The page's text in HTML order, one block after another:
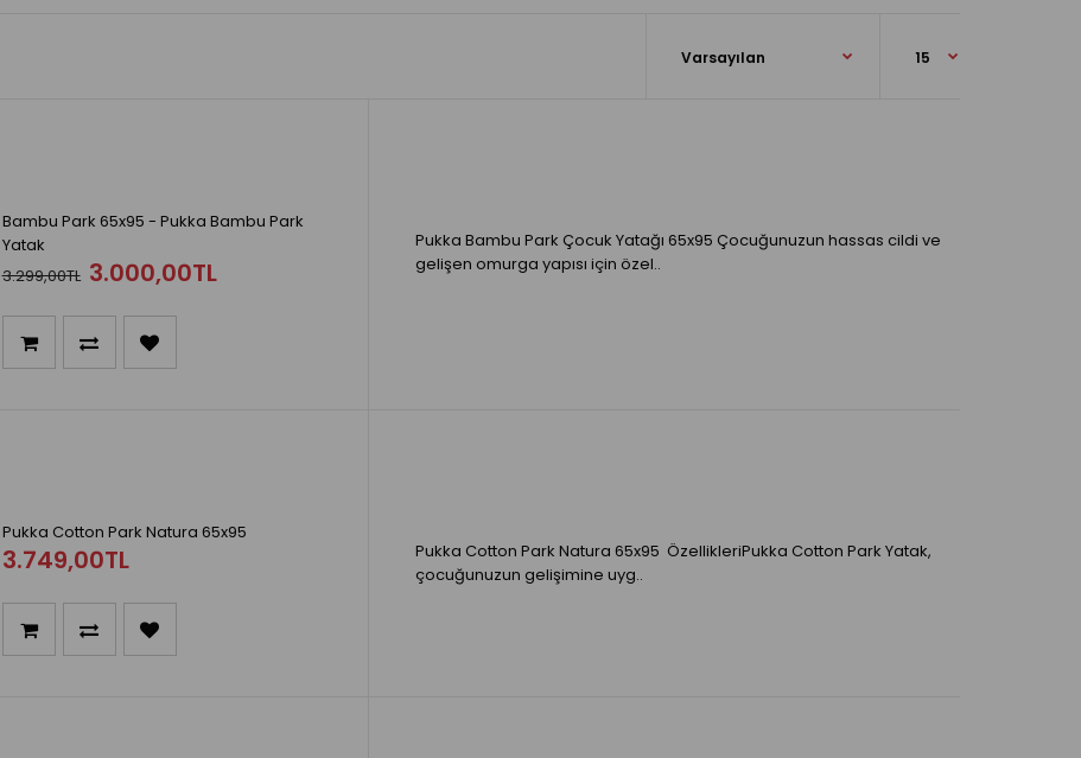
Bambu Park 65x95 - Pukka Bambu Park
Yatak
3.299,00TL 3.000,00TL
Pukka Bambu Park Çocuk Yatağı 65x95 Çocuğunuzun hassas cildi ve
gelişen omurga yapısı için özel..
Pukka Cotton Park Natura 65x95
3.749,00TL
Pukka Cotton Park Natura 65x95 ÖzellikleriPukka Cotton Park Yatak,
çocuğunuzun gelişimine uyg..